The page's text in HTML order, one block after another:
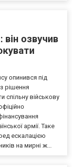
озвучив
опинився під
рішення
спільну військову
армії. Таке
ескалацією
на мирні ж...